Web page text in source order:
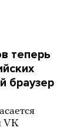
теперь
браузер
VK